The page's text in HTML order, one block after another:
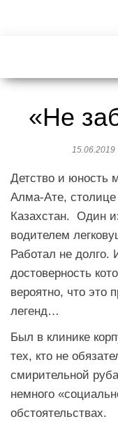
«Не
15.06.2019
Детство и юность
Алма-Ате, столице
Казахстан. Один
водителем
Работал не долго.
достоверность
вероятно, что это
легенд…
Был в клинике
тех, кто не
смирительной
немного
обстоятельствах.